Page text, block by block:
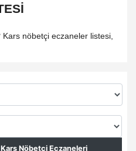
nöbetçi eczaneler listesi,